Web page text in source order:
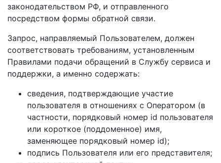
законодательством РФ, и отправленного
посредством формы обратной связи.
Запрос, направляемый Пользователем, должен
соответствовать требованиям, установленным
Правилами подачи обращений в Службу сервиса и
поддержки, а именно содержать:
сведения, подтверждающие участие
пользователя в отношениях с Оператором (в
частности, порядковый номер id пользователя
или короткое (поддоменное) имя,
заменяющее порядковый номер id);
подпись Пользователя или его представителя;